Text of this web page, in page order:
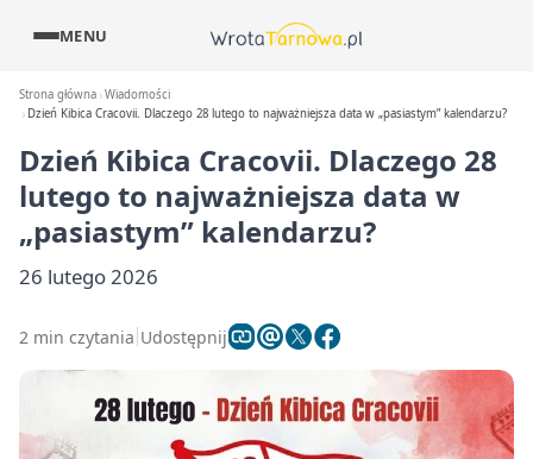
MENU
Strona główna Wiadomości
Dzień Kibica Cracovii. Dlaczego 28 lutego to najważniejsza data w „pasiastym” kalendarzu?
Dzień Kibica Cracovii. Dlaczego 28
lutego to najważniejsza data w
„pasiastym” kalendarzu?
26 lutego 2026
2 min czytania Udostępnij